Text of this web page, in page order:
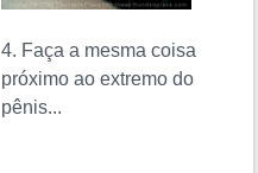
4. Faça a mesma coisa
próximo ao extremo do
pênis...